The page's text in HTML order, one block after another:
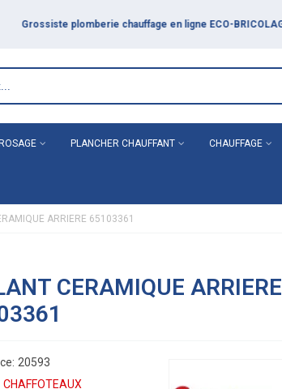
PLANCHER CHAUFFANT CHAUFFAGE
ARRIERE 65103361
CERAMIQUE ARRIERE
20593
CHAFFOTEAUX